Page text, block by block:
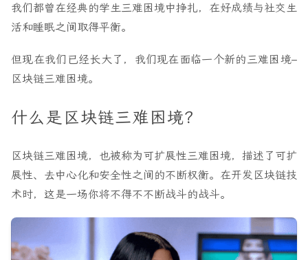
我们都曾在经典的学生三难困境中挣扎，在好成绩与社交生
活和睡眠之间取得平衡。
但现在我们已经长大了，我们现在面临一个新的三难困境–
区块链三难困境。
什么是区块链三难困境？
区块链三难困境，也被称为可扩展性三难困境，描述了可扩
展性、去中心化和安全性之间的不断权衡。在开发区块链技
术时，这是一场你将不得不不断战斗的战斗。